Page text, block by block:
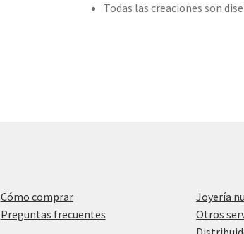
Todas las creaciones son
Cómo comprar
Preguntas frecuentes
Joyería
Otros